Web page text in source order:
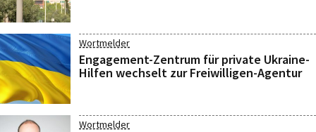
Wortmelder
Engagement-Zentrum für private Ukraine-
Hilfen wechselt zur Freiwilligen-Agentur
Wortmelder